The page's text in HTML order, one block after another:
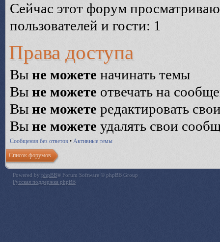
Сейчас этот форум
пользователей и гости: 1
Права доступа
Вы не можете начинать темы
Вы не можете отвечать на
Вы не можете редактировать
Вы не можете удалять свои
Сообщения без ответов • Активные темы
Список форумов
Powered by phpBB® Forum Software © phpBB Group
Русская поддержка phpBB